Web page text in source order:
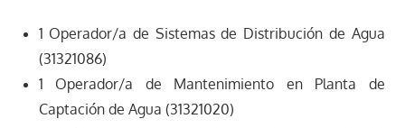
1 Operador/a de Sistemas de Distribución de Agua
(31321086)
1 Operador/a de Mantenimiento en Planta de
Captación de Agua (31321020)